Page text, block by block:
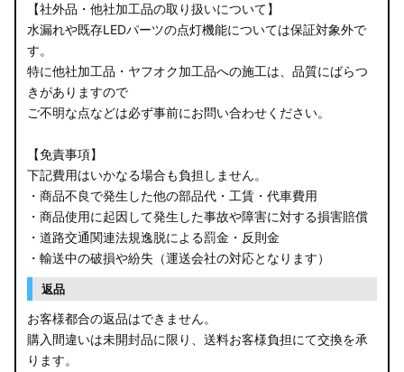
B34W/B35W/B37W/B38W ekクロススペース
B34W/B35W/B37W/B38W ekクロス
KG CX-8
GU クロストレック
GU インプレッサ
VN5 VNH レヴォーグ / レイバック
ZD8 BRZ
ZC6 BRZ
URJ201 LX570
【社外品・他社加工品の取り扱いについて】
水漏れや既存LEDパーツの点灯機能については保証対象外で
す。
特に他社加工品・ヤフオク加工品への施工は、品質にばらつ
きがありますので
ご不明な点などは必ず事前にお問い合わせください。
【免責事項】
下記費用はいかなる場合も負担しません。
・商品不良で発生した他の部品代・工賃・代車費用
・商品使用に起因して発生した事故や障害に対する損害賠償
・道路交通関連法規逸脱による罰金・反則金
・輸送中の破損や紛失（運送会社の対応となります）
返品
お客様都合の返品はできません。
購入間違いは未開封品に限り、送料お客様負担にて交換を承
ります。